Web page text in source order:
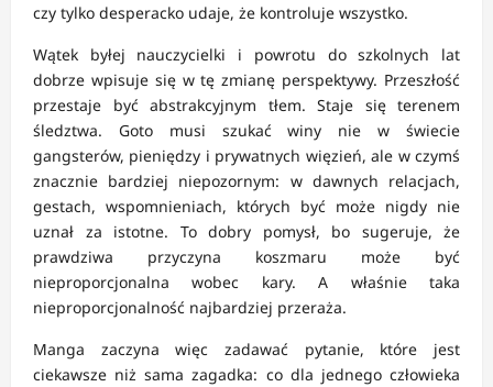
czy tylko desperacko udaje, że kontroluje wszystko.
Wątek byłej nauczycielki i powrotu do szkolnych lat
dobrze wpisuje się w tę zmianę perspektywy. Przeszłość
przestaje być abstrakcyjnym tłem. Staje się terenem
śledztwa. Goto musi szukać winy nie w świecie
gangsterów, pieniędzy i prywatnych więzień, ale w czymś
znacznie bardziej niepozornym: w dawnych relacjach,
gestach, wspomnieniach, których być może nigdy nie
uznał za istotne. To dobry pomysł, bo sugeruje, że
prawdziwa przyczyna koszmaru może być
nieproporcjonalna wobec kary. A właśnie taka
nieproporcjonalność najbardziej przeraża.
Manga zaczyna więc zadawać pytanie, które jest
ciekawsze niż sama zagadka: co dla jednego człowieka